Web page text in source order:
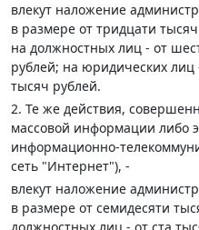
влекут наложение
в размере от тридцати
на должностных лиц - от
рублей; на юридических лиц
тысяч рублей.
2. Те же действия,
массовой информации либо
информационно-
сеть "Интернет"), -
влекут наложение
в размере от семидесяти